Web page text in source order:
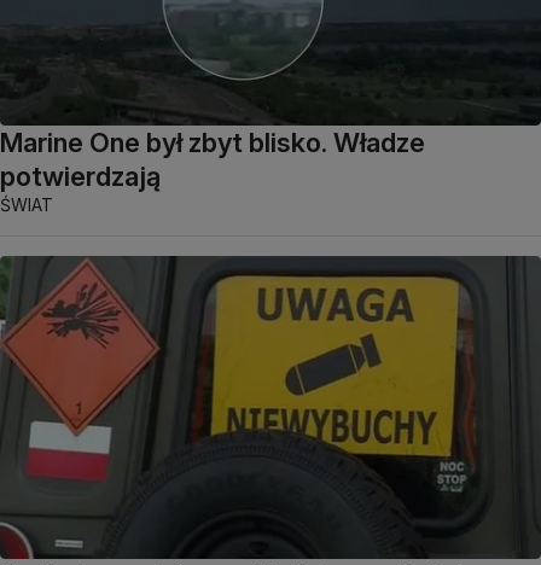
Marine One był zbyt blisko. Władze
potwierdzają
ŚWIAT